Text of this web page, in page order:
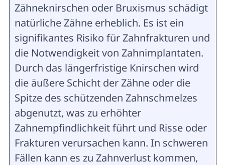
Zähneknirschen oder Bruxismus schädigt
natürliche Zähne erheblich. Es ist ein
signifikantes Risiko für Zahnfrakturen und
die Notwendigkeit von Zahnimplantaten.
Durch das längerfristige Knirschen wird
die äußere Schicht der Zähne oder die
Spitze des schützenden Zahnschmelzes
abgenutzt, was zu erhöhter
Zahnempfindlichkeit führt und Risse oder
Frakturen verursachen kann. In schweren
Fällen kann es zu Zahnverlust kommen,